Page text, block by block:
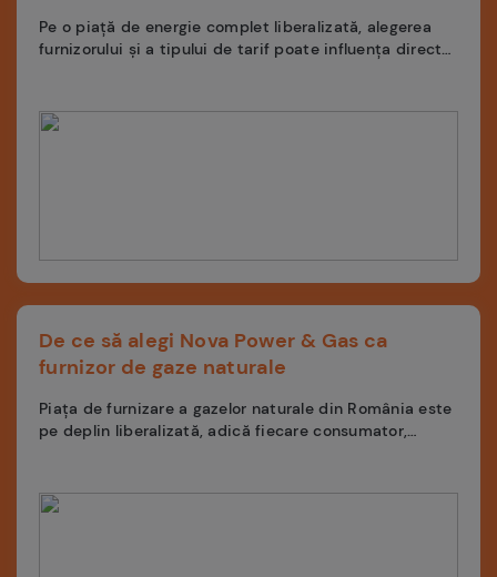
Pe o piață de energie complet liberalizată, alegerea
furnizorului și a tipului de tarif poate influența direct
De ce să alegi Nova Power & Gas ca
furnizor de gaze naturale
Piața de furnizare a gazelor naturale din România este
pe deplin liberalizată, adică fiecare consumator,